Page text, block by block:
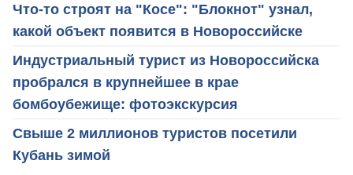
Что-то строят на "Косе": "Блокнот" узнал,
какой объект появится в Новороссийске
Индустриальный турист из Новороссийска
пробрался в крупнейшее в крае
бомбоубежище: фотоэкскурсия
Свыше 2 миллионов туристов посетили
Кубань зимой